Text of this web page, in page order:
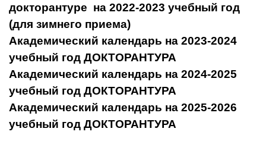
докторантуре на 2022-2023 учебный год
(для зимнего приема)
Академический календарь на 2023-2024
учебный год ДОКТОРАНТУРА
Академический календарь на 2024-2025
учебный год ДОКТОРАНТУРА
Академический календарь на 2025-2026
учебный год ДОКТОРАНТУРА